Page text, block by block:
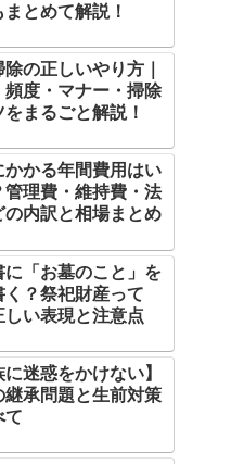
まとめて解説！
除の正しいやり方｜
頻度・マナー・掃除
まるごと解説！
かかる年間費用はい
管理費・維持費・法
の内訳と相場まとめ
に「お墓のこと」を
く？祭祀財産って
しい表現と注意点
に迷惑をかけない】
継承問題と生前対策
て